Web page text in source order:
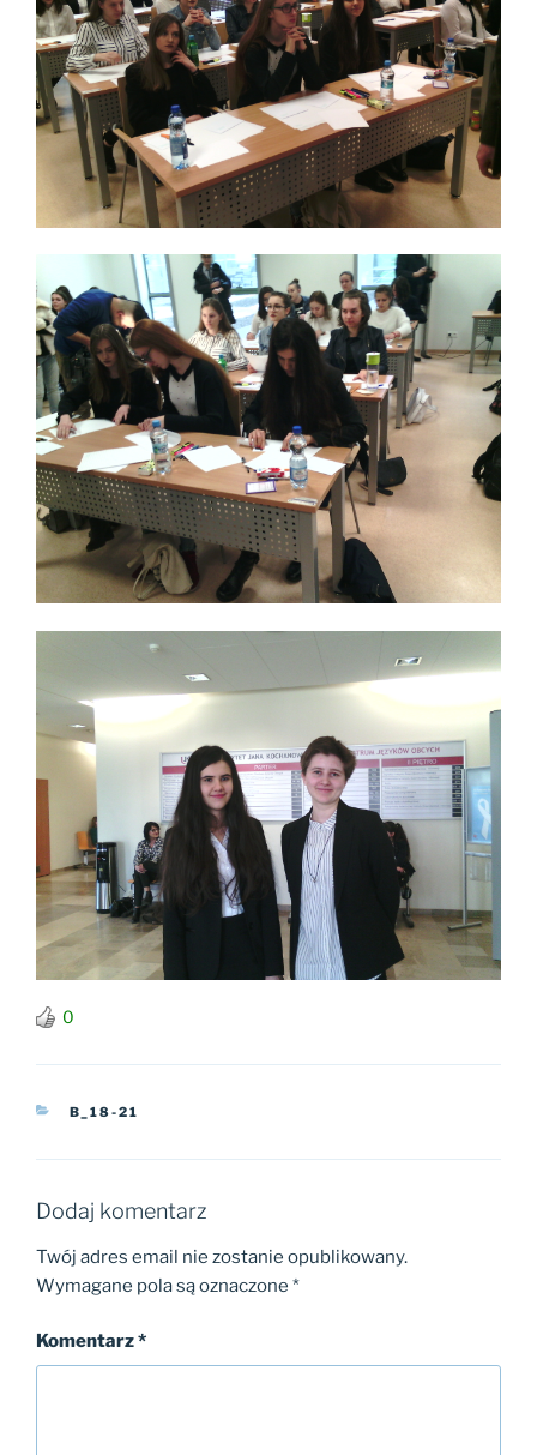
0
KATEGORIE
B_18-21
Dodaj komentarz
Twój adres email nie zostanie opublikowany.
Wymagane pola są oznaczone *
Komentarz*